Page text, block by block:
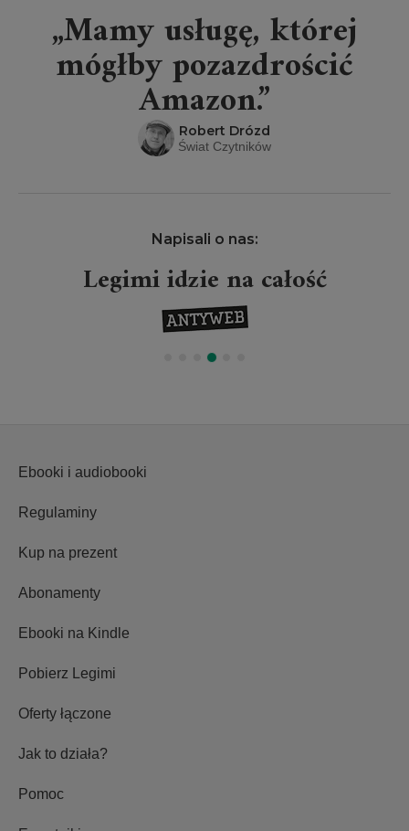
„Mamy usługę, której
mógłby pozazdrościć
Amazon.”
Robert Drózd
Świat Czytników
Napisali o nas:
Legimi idzie na całość
Ebooki i audiobooki
Regulaminy
Kup na prezent
Abonamenty
Ebooki na Kindle
Pobierz Legimi
Oferty łączone
Jak to działa?
Pomoc